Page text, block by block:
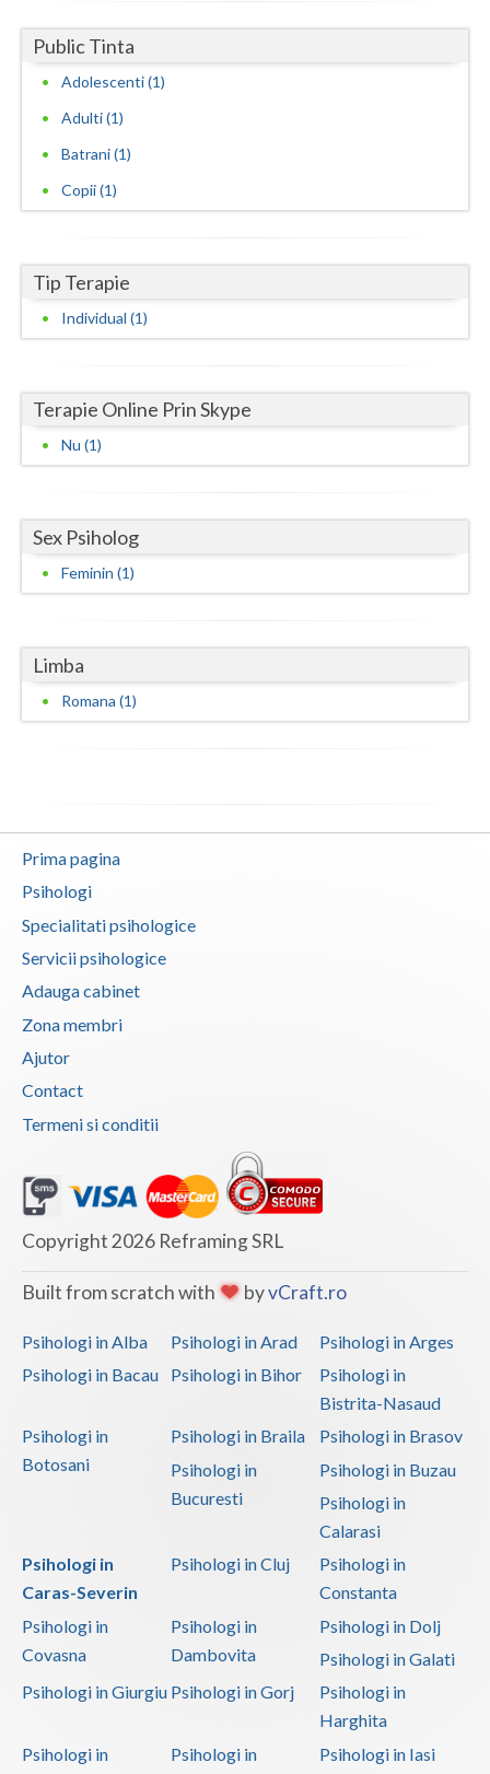
Hunedoara
Ialomita
Iasi
Maramures
Mures
Neamt
Prahova
Satu-Mare
Teleorman
Vrancea
Public Tinta
Adolescenti (1)
Adulti (1)
Batrani (1)
Copii (1)
Tip Terapie
Individual (1)
Terapie Online Prin Skype
Nu (1)
Sex Psiholog
Feminin (1)
Limba
Romana (1)
Prima pagina
Psihologi
Specialitati psihologice
Servicii psihologice
Adauga cabinet
Zona membri
Ajutor
Contact
Termeni si conditii
Copyright 2026 Reframing SRL
Built from scratch with byvCraft.ro
Psihologi in Alba Psihologi in Arad
Psihologi in Arges
Psihologi in Bacau
Psihologi in Bihor
Psihologi in
Bistrita-Nasaud
Psihologi in
Botosani
Psihologi in Braila
Psihologi in Brasov
Psihologi in
Bucuresti
Psihologi in Buzau
Psihologi in
Calarasi
Psihologi in
Caras-Severin
Psihologi in Cluj
Psihologi in
Constanta
Psihologi in
Covasna
Psihologi in
Dambovita
Psihologi in Dolj
Psihologi in Galati
Psihologi in Giurgiu Psihologi in Gorj
Psihologi in
Harghita
Psihologi in
Psihologi in
Psihologi in Iasi